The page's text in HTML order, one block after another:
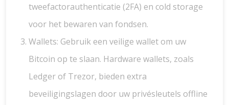
tweefactorauthenticatie (2FA) en cold storage
voor het bewaren van fondsen.
Wallets: Gebruik een veilige wallet om uw
Bitcoin op te slaan. Hardware wallets, zoals
Ledger of Trezor, bieden extra
beveiligingslagen door uw privésleutels offline